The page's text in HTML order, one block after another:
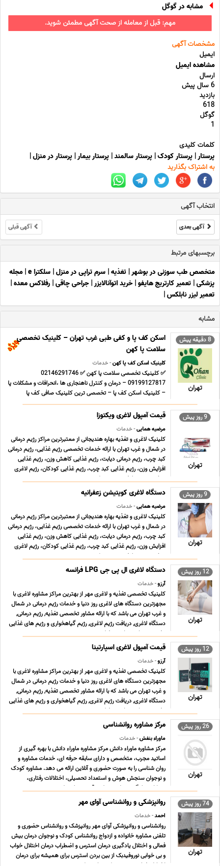
مشابه در گوگل
مهم: قبل از معامله از صحت آگهی مطمئن شوید.
مشخصات آگهی
ایمیل
مشاهده ایمیل
ارسال
6 سال پیش
بازدید
618
گوگل
1
کلمات کلیدی
پرستار| پرستار کودک| پرستار سالمند| پرستار بیمار| پرستار در منزل|
به اشتراک بگذارید
انتخاب آگهی
آگهی بعدی آگهی قبلی
برچسبهای مرتبط
متخصص طب سوزنی در بوشهر| تغذیه| سرم تراپی در منزل| سلکترا e | مجله
پزشکی| تعمیر کارتریج هایفو| خرید اتوآنالایزر| جراحی چاقی| رفلاکس معده|
تعمیر لیزر نابلکس|
مشابه
8 دقیقه پیش
تهران
اسکن کف پا و کفی طبی غرب تهران – کلینیک تخصصی
سلامت پا کهن
کلینیک اسکن کف پا کهن- خدمات
✅ کلینیک تخصصی سلامت پا کهن ✅ 02146291746
09199127817 – درمان و کنترل ناهنجاری ها ،انحرافات و مشکلات پا
– کلینیک اسکن کف پا – تخصصی ترین کلینیک صافی کف پا
-تخصصی ترین کلینیک درمان خارپاشنه – کلینیک ساخت کفی طبی
کامپیوتری -طراحی تخصصی و ساخت کفی طبی ، کفش طبی و صندل
طبی توسط کامپی ... ...
9 روز پیش
تهران
قیمت آمپول لاغری ویکتوزا
مرضیه همایی- خدمات
کلینیک لاغری و تغذیه بهاره هندیجانی از معتبرترین مراکز رژیم درمانی
در شمال و غرب تهران با ارائه خدمات تخصصی رژیم غذایی، رژیم درمانی
کبد چرب، رژیم درمانی دیابت، رژیم غذایی کاهش وزن، رژیم غذایی
افزایش وزن، رژیم غذایی کبد چرب، رژیم غذایی کودکان، رژیم لاغری
موضعی، رژیم لاغری سریع شکم ... ...
9 روز پیش
تهران
دستگاه لاغری کویتیشن زعفرانیه
مرضیه همایی- خدمات
کلینیک لاغری و تغذیه بهاره هندیجانی از معتبرترین مراکز رژیم درمانی
در شمال و غرب تهران با ارائه خدمات تخصصی رژیم غذایی، رژیم درمانی
کبد چرب، رژیم درمانی دیابت، رژیم غذایی کاهش وزن، رژیم غذایی
افزایش وزن، رژیم غذایی کبد چرب، رژیم غذایی کودکان، رژیم لاغری
موضعی، رژیم لاغری سریع شکم ... ...
12 روز پیش
تهران
دستگاه لاغری ال پی جی LPG فرانسه
آرزو- خدمات
کلینیک تخصصی تغذیه و لاغری مهر از بهترین مراکز مشاوره لاغری با
مجهزترین دستگاه های لاغری روز دنیا و خدمات رژیم درمانی در شمال
و غرب تهران می باشد که با ارائه مشاور تخصصی تغذیه, رژیم درمانی,
دستگاه لاغری, دریافت رژیم لاغری, رژیم گیاهخواری و رژیم های غذایی
تخصصی توانسته است رضایت ح ... ...
12 روز پیش
تهران
قیمت آمپول لاغری اسپارتینا
آرزو- خدمات
کلینیک تخصصی تغذیه و لاغری مهر از بهترین مراکز مشاوره لاغری با
مجهزترین دستگاه های لاغری روز دنیا و خدمات رژیم درمانی در شمال
و غرب تهران می باشد که با ارائه مشاور تخصصی تغذیه, رژیم درمانی,
دستگاه لاغری, دریافت رژیم لاغری, رژیم گیاهخواری و رژیم های غذایی
تخصصی توانسته است رضایت ح ... ...
26 روز پیش
تهران
مرکز مشاوره روانشناسی
ماوراء بنفش- خدمات
مرکز مشاوره ماوراء دانش مرکز مشاوره ماوراء دانش با بهره گیری از
اساتید مجرب، متخصص و دارای سابقه حرفه ای، خدمات مشاوره و
روان شناسی را به صورت حضوری و آنلاین ارائه می دهد. مشاوره کودک
و نوجوان سنجش هوش و استعداد تحصیلی، اختلالات رفتاری،
مشکلات یادگیری، بازی درمانی، قصه درمانی، ات ... ...
74 روز پیش
تهران
روانپزشکی و روانشناسی آوای مهر
احمد- خدمات
روانشناسی و روانپزشکی آوای مهر روانپزشک و روانشناس حضوری و
تلفنی مشاوره خانواده و ازدواج روانشناس کودک و نوجوان درمان بیش
فعالی و اختلال یادگیری درمان استرس و اضطراب درمان اختلال خواب
و بی خوابی نوروفیدبک از بین بردن استرس برای همیشه برای درمان